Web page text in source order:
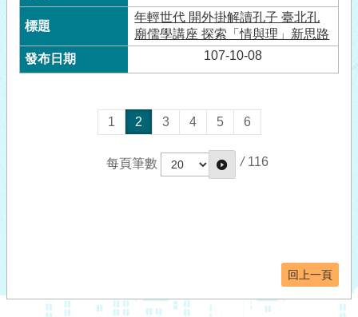
年輕世代 開外掛解讀孔子 臺北孔
廟儒學講座 探索「情與理」新思路
107-10-08
1 2 3 4 5 6
每頁筆數 / 116
回上一頁